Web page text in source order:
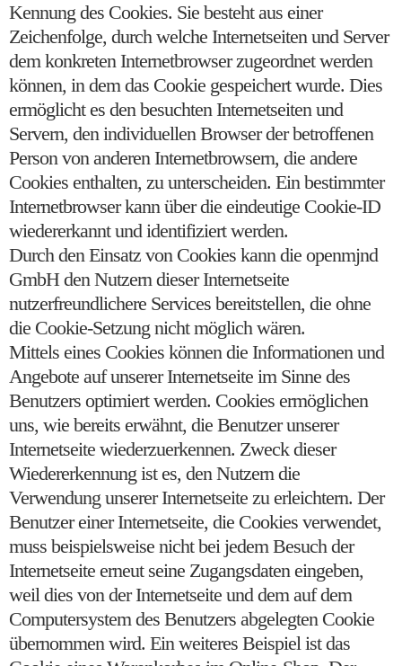
Kennung des Cookies. Sie besteht aus einer
Zeichenfolge, durch welche Internetseiten und Server
dem konkreten Internetbrowser zugeordnet werden
können, in dem das Cookie gespeichert wurde. Dies
ermöglicht es den besuchten Internetseiten und
Servern, den individuellen Browser der betroffenen
Person von anderen Internetbrowsern, die andere
Cookies enthalten, zu unterscheiden. Ein bestimmter
Internetbrowser kann über die eindeutige Cookie-ID
wiedererkannt und identifiziert werden.
Durch den Einsatz von Cookies kann die openmjnd
GmbH den Nutzern dieser Internetseite
nutzerfreundlichere Services bereitstellen, die ohne
die Cookie-Setzung nicht möglich wären.
Mittels eines Cookies können die Informationen und
Angebote auf unserer Internetseite im Sinne des
Benutzers optimiert werden. Cookies ermöglichen
uns, wie bereits erwähnt, die Benutzer unserer
Internetseite wiederzuerkennen. Zweck dieser
Wiedererkennung ist es, den Nutzern die
Verwendung unserer Internetseite zu erleichtern. Der
Benutzer einer Internetseite, die Cookies verwendet,
muss beispielsweise nicht bei jedem Besuch der
Internetseite erneut seine Zugangsdaten eingeben,
weil dies von der Internetseite und dem auf dem
Computersystem des Benutzers abgelegten Cookie
übernommen wird. Ein weiteres Beispiel ist das